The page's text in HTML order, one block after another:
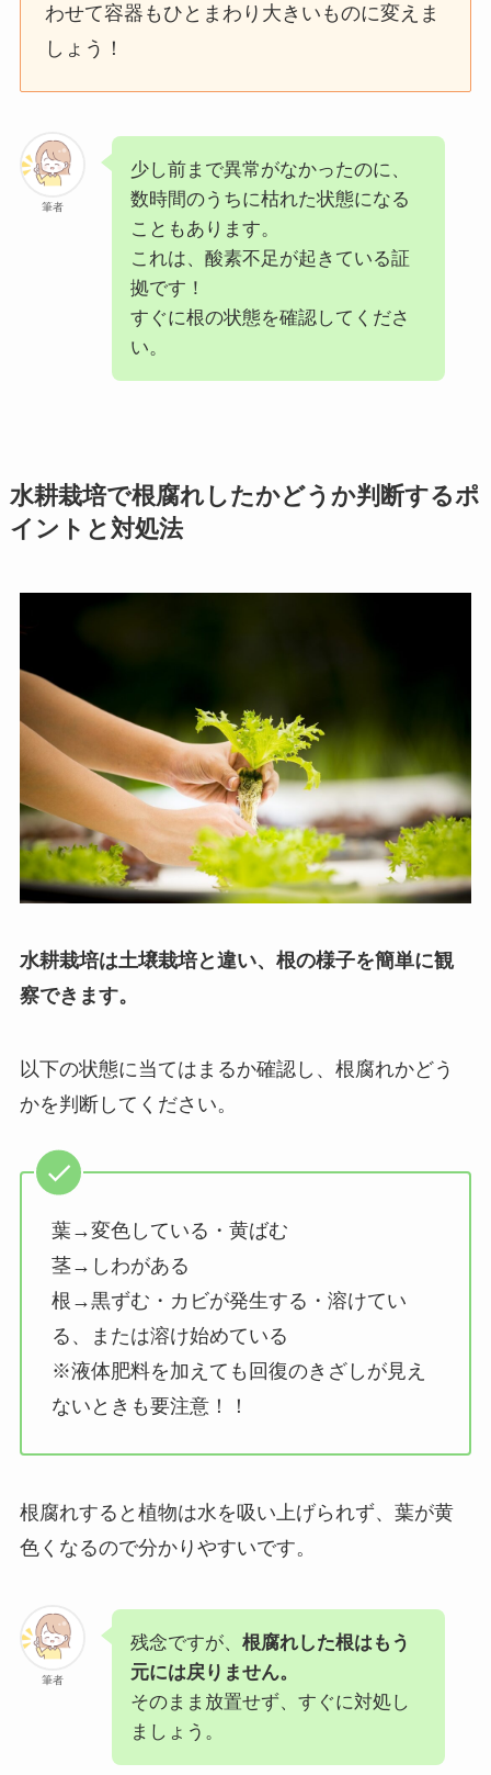
わせて容器もひとまわり大きいものに変えま
しょう！
筆者
少し前まで異常がなかったのに、
数時間のうちに枯れた状態になる
こともあります。
これは、酸素不足が起きている証
拠です！
すぐに根の状態を確認してくださ
い。
水耕栽培で根腐れしたかどうか判断するポ
イントと対処法
水耕栽培は土壌栽培と違い、根の様子を簡単に観
察できます。
以下の状態に当てはまるか確認し、根腐れかどう
かを判断してください。
葉→変色している・黄ばむ
茎→しわがある
根→黒ずむ・カビが発生する・溶けてい
る、または溶け始めている
※液体肥料を加えても回復のきざしが見え
ないときも要注意！！
根腐れすると植物は水を吸い上げられず、葉が黄
色くなるので分かりやすいです。
筆者
残念ですが、 根腐れした根はもう
元には戻りません。
そのまま放置せず、すぐに対処し
ましょう。